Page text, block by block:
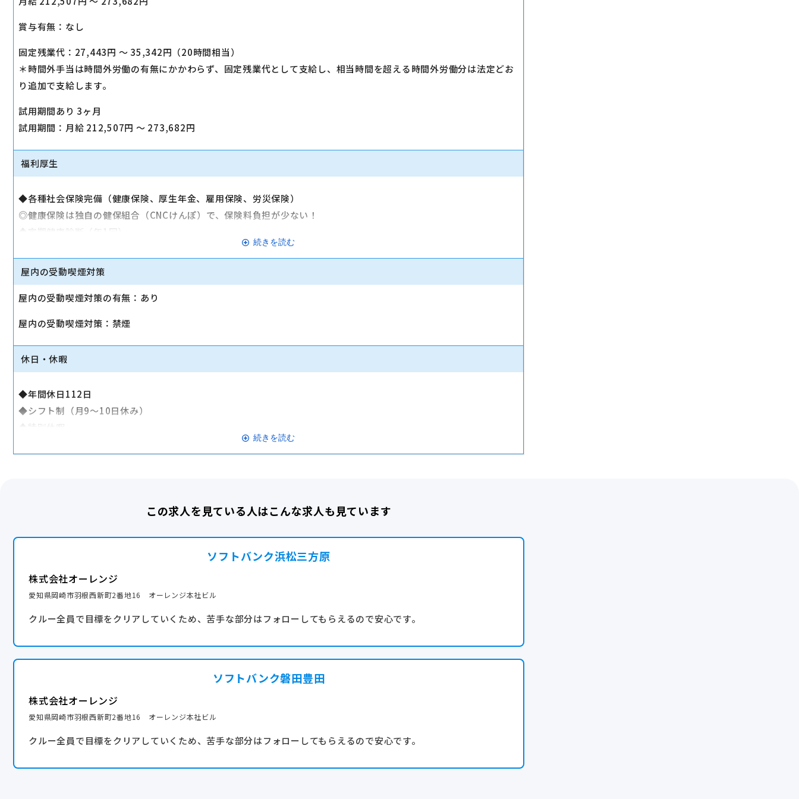
賞与有無：なし
固定残業代：27,443円 〜 35,342円（20時間相当）
＊時間外手当は時間外労働の有無にかかわらず、固定残業代として支給し、相当時間を超える時間外労働分は法定どお
り追加で支給します。
試用期間あり 3ヶ月
試用期間：月給 212,507円 〜 273,682円
福利厚生
◆各種社会保険完備（健康保険、厚生年金、雇用保険、労災保険）
◎健康保険は独自の健保組合（CNCけんぽ）で、保険料負担が少ない！
◆定期健康診断（年1回）
◆交通費全額支給（一部社内規定あり）※マイカー通勤可否は店舗により異なる
◆退職金制度
◆表彰制度（年2回）
◆社員会
◆社員・家族優待購入制度（携帯端末・PCなど）
◆年4回の懇親会（会社負担／上限あり）
◆お誕生日ギフト
◆キャリア認定資格手当
交通費全額支給
続きを読む
屋内の受動喫煙対策
屋内の受動喫煙対策の有無：あり
屋内の受動喫煙対策：禁煙
休日・休暇
◆年間休日112日
◆シフト制（月9～10日休み）
◆特別休暇
◆アニバーサリー休暇（年1回、誕生日や結婚記念日など自身で記念日を設定して休暇取得！）
◇連続休暇制度あり◇
続きを読む
この求人を見ている人はこんな求人も見ています
ソフトバンク浜松三方原
株式会社オーレンジ
愛知県岡崎市羽根西新町2番地16 オーレンジ本社ビル
クルー全員で目標をクリアしていくため、苦手な部分はフォローしてもらえるので安心です。
ソフトバンク磐田豊田
株式会社オーレンジ
愛知県岡崎市羽根西新町2番地16 オーレンジ本社ビル
クルー全員で目標をクリアしていくため、苦手な部分はフォローしてもらえるので安心です。